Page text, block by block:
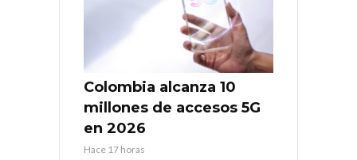
Colombia alcanza 10
millones de accesos 5G
en 2026
Hace 17 horas